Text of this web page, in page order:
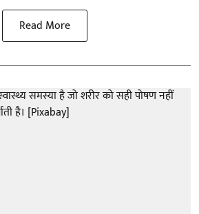
Read More